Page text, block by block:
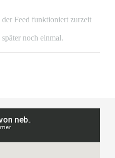
Feed funktioniert zurzeit
noch einmal.